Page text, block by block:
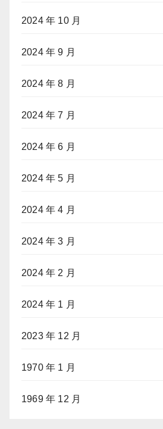
2024 年 10 月
2024 年 9 月
2024 年 8 月
2024 年 7 月
2024 年 6 月
2024 年 5 月
2024 年 4 月
2024 年 3 月
2024 年 2 月
2024 年 1 月
2023 年 12 月
1970 年 1 月
1969 年 12 月